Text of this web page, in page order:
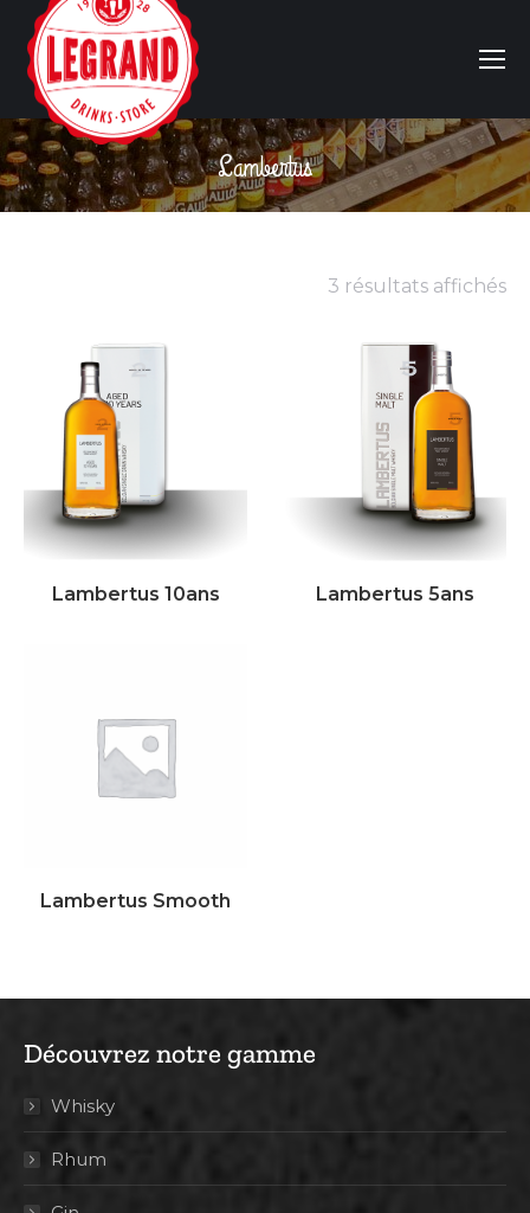
Lambertus
Vous êtes ici :
3 résultats affichés
Lambertus 10ans Lambertus 5ans
Lambertus Smooth
Découvrez notre gamme
Whisky
Rhum